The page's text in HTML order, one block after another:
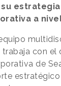
su
a
trabaja con el
de